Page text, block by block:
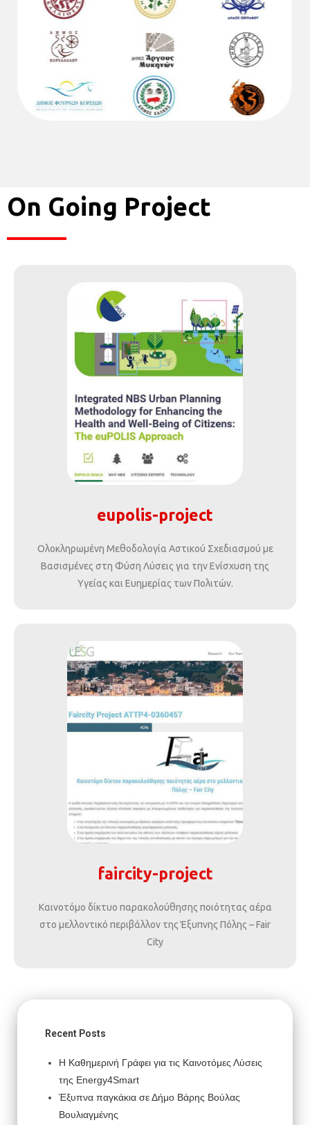
On Going Project
eupolis-project
Ολοκληρωμένη Μεθοδολογία Αστικού Σχεδιασμού με
Βασισμένες στη Φύση Λύσεις για την Ενίσχυση της
Υγείας και Ευημερίας των Πολιτών.
faircity-project
Καινοτόμο δίκτυο παρακολούθησης ποιότητας αέρα
στο μελλοντικό περιβάλλον της Έξυπνης Πόλης – Fair
City
Recent Posts
Η Καθημερινή Γράφει για τις Καινοτόμες Λύσεις
της Energy4Smart
Έξυπνα παγκάκια σε Δήμο Βάρης Βούλας
Βουλιαγμένης